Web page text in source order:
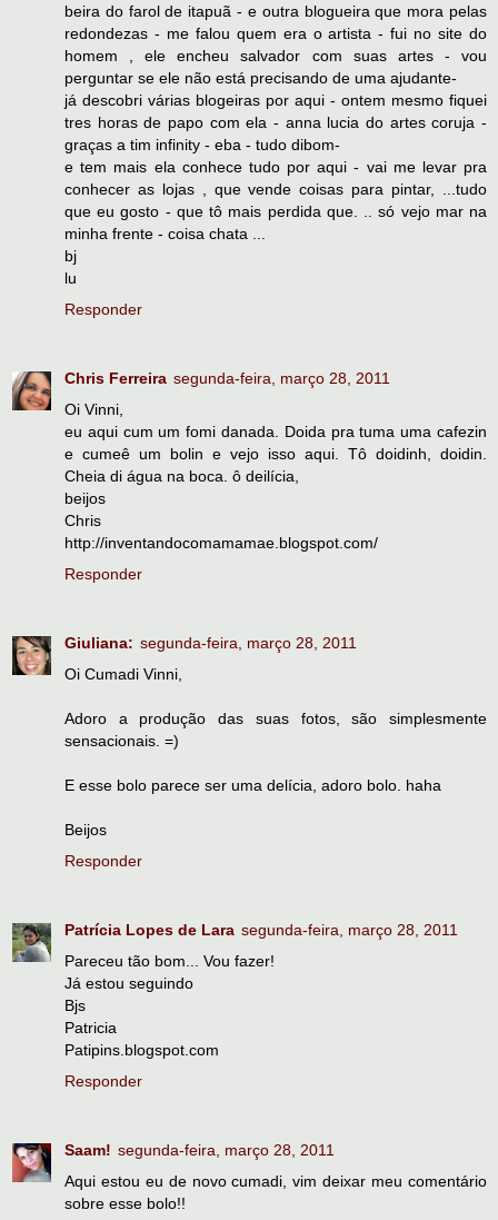
beira do farol de itapuã - e outra blogueira que mora pelas
redondezas - me falou quem era o artista - fui no site do
homem , ele encheu salvador com suas artes - vou
perguntar se ele não está precisando de uma ajudante-
já descobri várias blogeiras por aqui - ontem mesmo fiquei
tres horas de papo com ela - anna lucia do artes coruja -
graças a tim infinity - eba - tudo dibom-
e tem mais ela conhece tudo por aqui - vai me levar pra
conhecer as lojas , que vende coisas para pintar, ...tudo
que eu gosto - que tô mais perdida que. .. só vejo mar na
minha frente - coisa chata ...
bj
lu
Responder
Chris Ferreira segunda-feira, março 28, 2011
Oi Vinni,
eu aqui cum um fomi danada. Doida pra tuma uma cafezin
e cumeê um bolin e vejo isso aqui. Tô doidinh, doidin.
Cheia di água na boca. ô deilícia,
beijos
Chris
http://inventandocomamamae.blogspot.com/
Responder
Giuliana: segunda-feira, março 28, 2011
Oi Cumadi Vinni,
Adoro a produção das suas fotos, são simplesmente
sensacionais. =)
E esse bolo parece ser uma delícia, adoro bolo. haha
Beijos
Responder
Patrícia Lopes de Lara segunda-feira, março 28, 2011
Pareceu tão bom... Vou fazer!
Já estou seguindo
Bjs
Patricia
Patipins.blogspot.com
Responder
Saam! segunda-feira, março 28, 2011
Aqui estou eu de novo cumadi, vim deixar meu comentário
sobre esse bolo!!